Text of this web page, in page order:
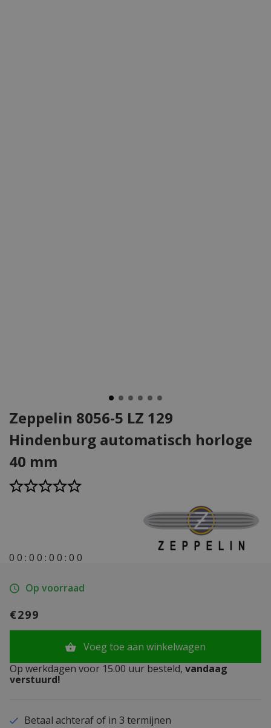
Zeppelin 8056-5 LZ 129
Hindenburg automatisch horloge
40 mm
0 0 : 0 0 : 0 0 : 0 0
Op voorraad
€299
Voeg toe aan winkelwagen
Op werkdagen voor 15.00 uur besteld, vandaag
verstuurd!
Betaal achteraf of in 3 termijnen